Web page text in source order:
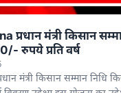
प्रधान मंत्री किसान
रुपये प्रति वर्ष
मंत्री किसान सम्मान निधि